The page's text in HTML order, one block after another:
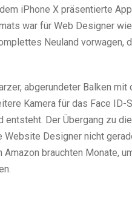
iPhone X präsentierte
war für Web Designer
Neuland vorwagen,
abgerundeter Balken mit
Kamera für das Face ID-
entsteht. Der Übergang zu
Designer nicht
brauchten Monate,